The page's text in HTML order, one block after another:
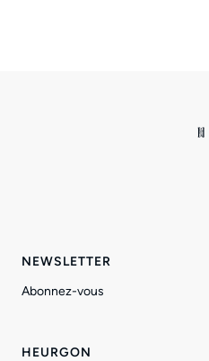
NEWSLETTER
Abonnez-vous
HEURGON